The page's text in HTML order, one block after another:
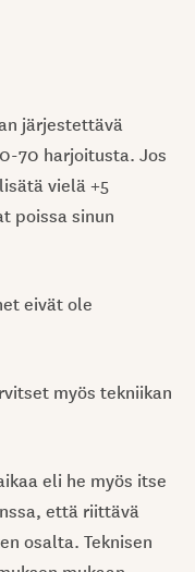
järjestettävä
70 harjoitusta. Jos
vielä +5
poissa sinun
eivät ole
myös tekniikan
eli he myös itse
että riittävä
osalta. Teknisen